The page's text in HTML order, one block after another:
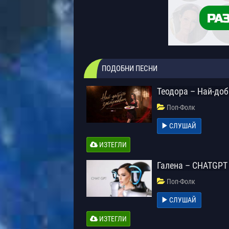
ПОДОБНИ ПЕСНИ
Теодора – Най-
Поп-Фолк
СЛУШАЙ
ИЗТЕГЛИ
Галена – CHATGPT
Поп-Фолк
СЛУШАЙ
ИЗТЕГЛИ